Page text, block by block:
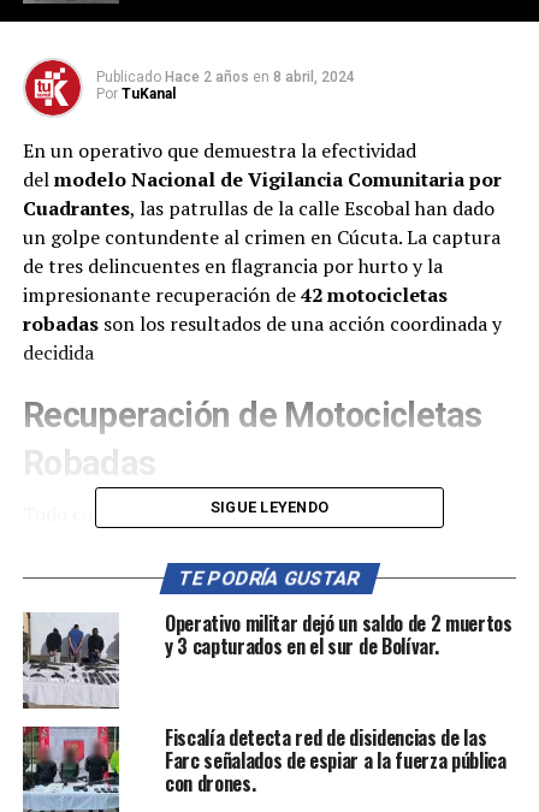
Publicado Hace 2 años en 8 abril, 2024
Por TuKanal
En un operativo que demuestra la efectividad
delmodelo Nacional de Vigilancia Comunitaria por
Cuadrantes, las patrullas de la calle Escobal han dado
un golpe contundente al crimen en Cúcuta. La captura
de tres delincuentes en flagrancia por hurto y la
impresionante recuperación de42 motocicletas
robadasson los resultados de una acción coordinada y
decidida
Recuperación de Motocicletas
Robadas
Todo comenzó cuando un ciudadano alertó a los
motocicletas de un parqueadero. Las unidades del
modelo de vigilancia comunitaria actuaron rápidamente
y lograron la recuperación de estas42 motocicletas.
Además, se incautó un camión utilizado para
transportar los vehículos robados.
“Captura de Delincuentes“
SIGUE LEYENDO
TE PODRÍA GUSTAR
Operativo militar dejó un saldo de 2 muertos
y 3 capturados en el sur de Bolívar.
Fiscalía detecta red de disidencias de las
Farc señalados de espiar a la fuerza pública
con drones.